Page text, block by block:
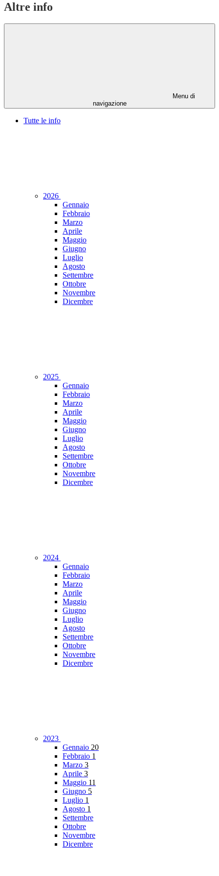
Altre info
Menu di
navigazione
Tutte le info
2026
Gennaio
Febbraio
Marzo
Aprile
Maggio
Giugno
Luglio
Agosto
Settembre
Ottobre
Novembre
Dicembre
2025
Gennaio
Febbraio
Marzo
Aprile
Maggio
Giugno
Luglio
Agosto
Settembre
Ottobre
Novembre
Dicembre
2024
Gennaio
Febbraio
Marzo
Aprile
Maggio
Giugno
Luglio
Agosto
Settembre
Ottobre
Novembre
Dicembre
2023
Gennaio 20
Febbraio 1
Marzo 3
Aprile 3
Maggio 11
Giugno 5
Luglio 1
Agosto 1
Settembre
Ottobre
Novembre
Dicembre